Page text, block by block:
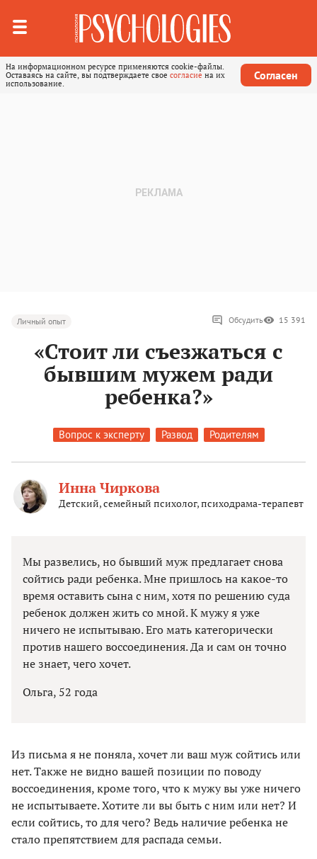
На информационном ресурсе применяются cookie-файлы.
Оставаясь на сайте, вы подтверждаете свое согласие на их
использование.
Согласен
Личный опыт Обсудить 15 391
«Стоит ли съезжаться с
бывшим мужем ради
ребенка?»
Вопрос к эксперту Развод Родителям
Инна Чиркова
Детский, семейный психолог, психодрама-терапевт
Мы развелись, но бывший муж предлагает снова
сойтись ради ребенка. Мне пришлось на какое-то
время оставить сына с ним, хотя по решению суда
ребенок должен жить со мной. К мужу я уже
ничего не испытываю. Его мать категорически
против нашего воссоединения. Да и сам он точно
не знает, чего хочет.
Ольга, 52 года
Из письма я не поняла, хочет ли ваш муж сойтись или
нет. Также не видно вашей позиции по поводу
воссоединения, кроме того, что к мужу вы уже ничего
не испытываете. Хотите ли вы быть с ним или нет? И
если сойтись, то для чего? Ведь наличие ребенка не
стало препятствием для распада семьи.